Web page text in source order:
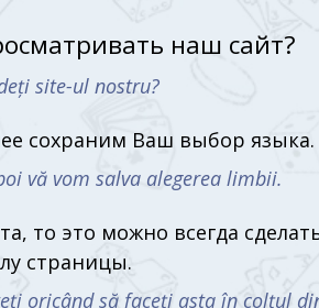
Производитель: Theory11
Что в коробке
2 карты Joker